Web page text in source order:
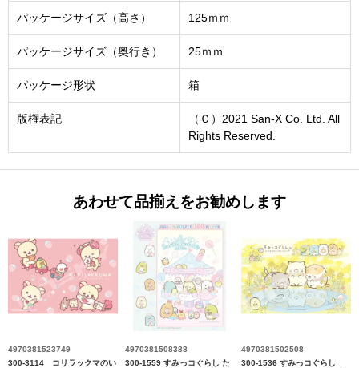
パッケージサイズ（高さ） 125ｍｍ
パッケージサイズ（奥行き） 25ｍｍ
パッケージ形状 箱
版権表記
（Ｃ）2021 San-X Co. Ltd. All
Rights Reserved.
あわせて品揃えをお勧めします
4970381523749
300-3114 コリラックマのい
4970381508388
300-1559 すみっコぐらし た
4970381502508
300-1536 すみっコぐらし